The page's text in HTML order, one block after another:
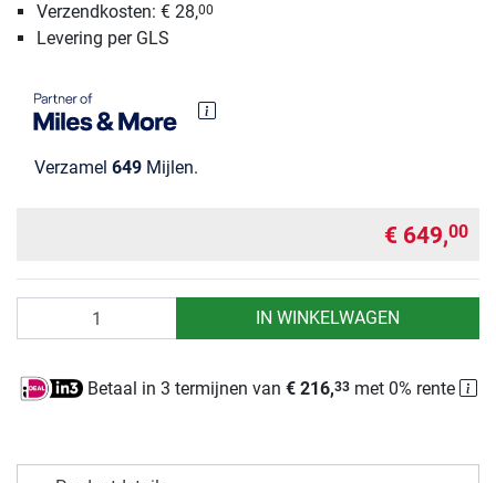
Verzendkosten: € 28,00
Levering per GLS
Verzamel 649 Mijlen.
€ 649,00
IN WINKELWAGEN
Betaal in 3 termijnen van € 216,33 met 0% rente